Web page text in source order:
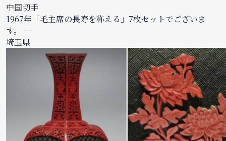
中国切手
1967年「毛主席の長寿を称える」7枚セットでございま
す。 …
埼玉県